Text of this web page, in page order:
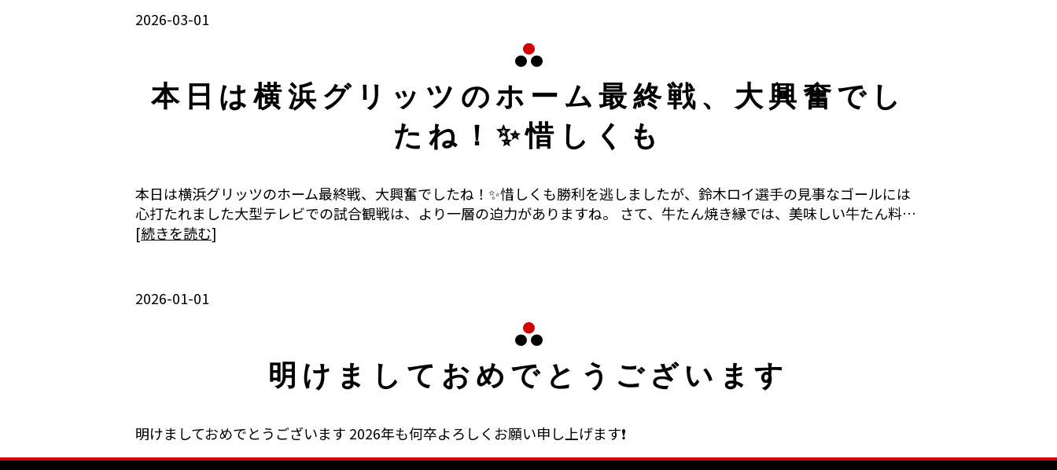
2026-03-01
本日は横浜グリッツのホーム最終戦、大興奮でし
たね！✨惜しくも
本日は横浜グリッツのホーム最終戦、大興奮でしたね！✨惜しくも勝利を逃しましたが、鈴木ロイ選手の見事なゴールには
心打たれました大型テレビでの試合観戦は、より一層の迫力がありますね。 さて、牛たん焼き縁では、美味しい牛たん料…
[続きを読む]
2026-01-01
明けましておめでとうございます
明けましておめでとうございます 2026年も何卒よろしくお願い申し上げます❗